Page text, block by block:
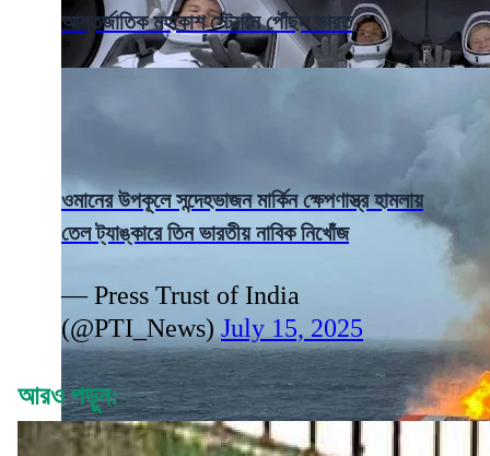
আন্তর্জাতিক মহাকাশ স্টেশনে পৌঁছল ভারত
ওমানের উপকূলে সন্দেহভাজন মার্কিন ক্ষেপণাস্ত্র হামলায়
তেল ট্যাঙ্কারে তিন ভারতীয় নাবিক নিখোঁজ
— Press Trust of India
(@PTI_News) July 15, 2025
আরও পড়ুন: